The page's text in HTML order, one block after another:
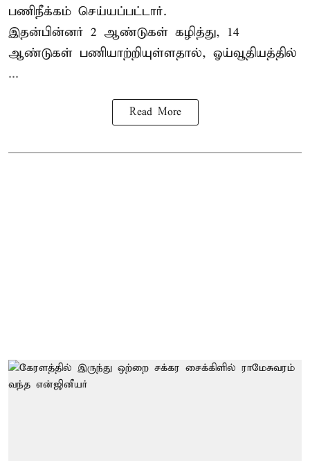
பணிநீக்கம் செய்யப்பட்டார்.
இதன்பின்னர் 2 ஆண்டுகள் கழித்து, 14
ஆண்டுகள் பணியாற்றியுள்ளதால், ஓய்வூதியத்தில்
...
Read More